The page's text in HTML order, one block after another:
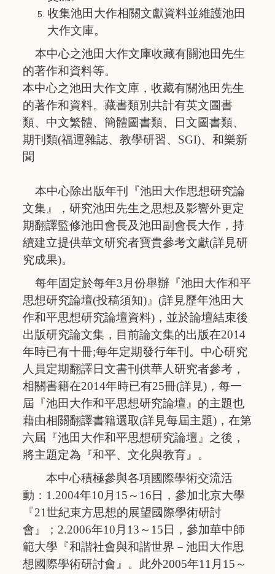
收集池田大作相關文獻資料並維護池田
大作文庫。
本中心之池田大作文庫收藏有關池田先生
的著作和資料等。
本中心之池田大作文庫 ，收藏有關池田先生
的著作和資料。藏書類別共計有英文圖書
類、中文繁體、簡體圖書類、日文圖書類、
期刊類(福運雜誌、教學研習、SGI)、和樂新
聞
本中心除出版年刊『池田大作思想研究論
文集』，研究池田先生之思想及影響外更定
期翻譯監修池田會長及池田副會長大作，持
續建立提供華文研究者寶貴參考文獻(詳見研
究成果)。
每年固定於每年3月份舉辦『池田大作和平
思想研究論壇(投稿須知)』(詳見歷年池田大
作和平思想研究論壇資料)，並於論壇結束後
出版研究論文集，目前論文集的出版在2014
年時已有十冊;每年定期發行年刊。中心研究
人員定期翻譯日文書刊供華人研究者參考，
相關書籍在2014年時已有25冊(詳見)，每一
屆『池田大作和平思想研究論壇』的主題也
藉由相關翻譯書籍選取(詳見每屆主題)，在第
六屆『池田大作和平思想研究論壇』之後，
將主題定為『和平、文化與教育』。
本中心積極參與各項國際學術交流活
動：1.2004年10月15～16日，參加北京大學
『21世紀東方思想的展望國際學術研討
會』；2.2006年10月13～15日，參加華中師
範大學『和諧社會與和諧世界－池田大作思
想國際學術研討會』。此外2005年11月15～